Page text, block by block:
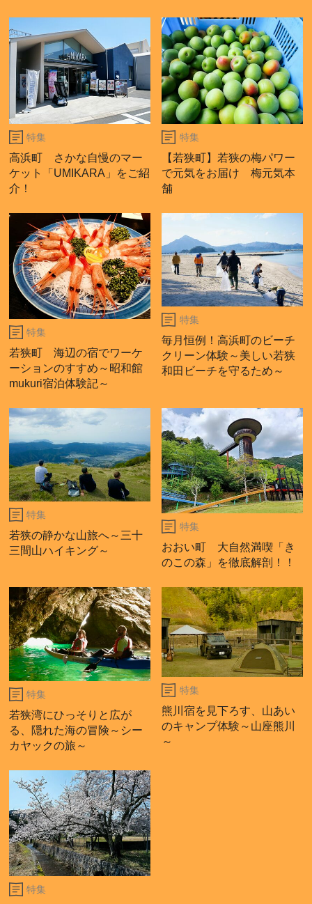
特集
高浜町 さかな自慢のマー
ケット「UMIKARA」をご紹
介！
特集
【若狭町】若狭の梅パワー
で元気をお届け 梅元気本
舗
特集
若狭町 海辺の宿でワーケ
ーションのすすめ～昭和館
mukuri宿泊体験記～
特集
毎月恒例！高浜町のビーチ
クリーン体験～美しい若狭
和田ビーチを守るため～
特集
若狭の静かな山旅へ～三十
三間山ハイキング～
特集
おおい町 大自然満喫「き
のこの森」を徹底解剖！！
特集
若狭湾にひっそりと広が
る、隠れた海の冒険～シー
カヤックの旅～
特集
熊川宿を見下ろす、山あい
のキャンプ体験～山座熊川
～
特集